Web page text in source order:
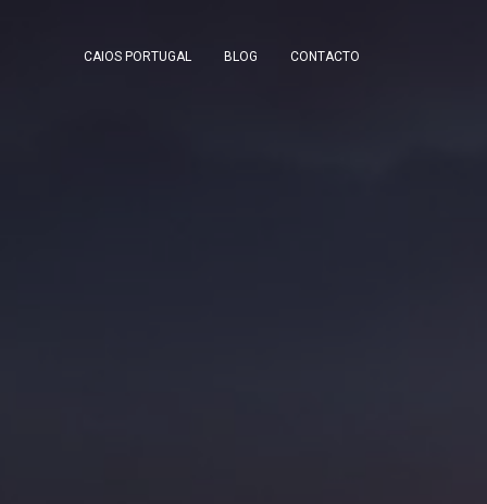
CAIOS PORTUGAL BLOG CONTACTO